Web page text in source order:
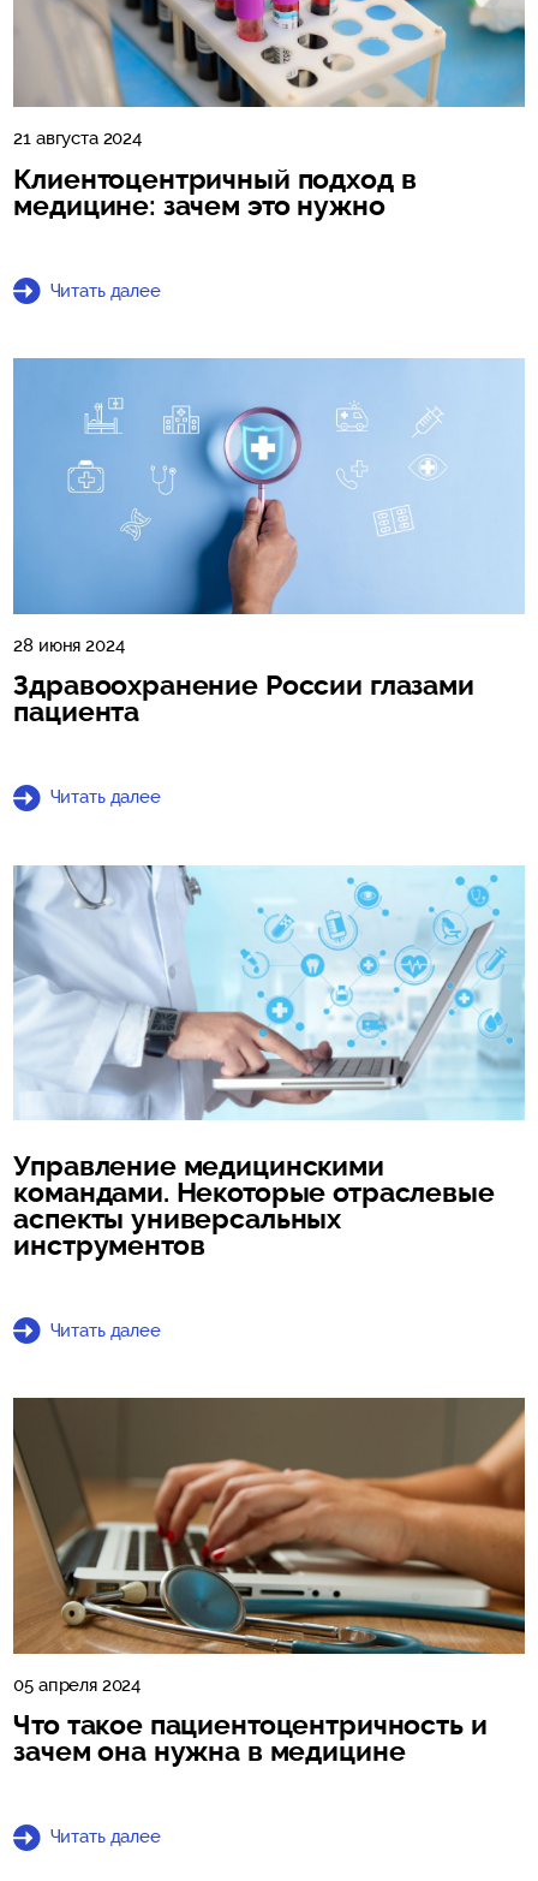
21 августа 2024
Клиентоцентричный подход в
медицине: зачем это нужно
Читать далее
28 июня 2024
Здравоохранение России глазами
пациента
Читать далее
Управление медицинскими
командами. Некоторые отраслевые
аспекты универсальных
инструментов
Читать далее
05 апреля 2024
Что такое пациентоцентричность и
зачем она нужна в медицине
Читать далее